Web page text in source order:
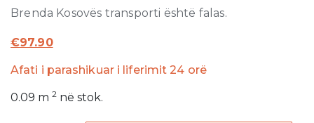
Brenda Kosovës transporti është falas.
€97.90
Afati i parashikuar i liferimit 24 orë
0.09 m2 në stok.